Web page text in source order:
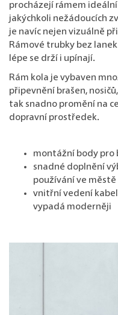
procházejí rámem
jakýchkoli nežádoucích
je navíc nejen vizuálně
Rámové trubky bez
lépe se drží i upínají.
Rám kola je vybaven
připevnění brašen,
tak snadno promění na
dopravní prostředek.
montážní body pro
snadné doplnění
používání ve městě
vnitřní vedení
vypadá moderněji